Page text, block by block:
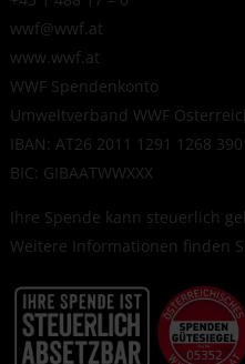
wwf@wwf.at
www.wwf.at
WWF Spendenkonto
Umweltverband WWF
IBAN: AT26 2011 1291 1268
BIC: GIBAATWWXXX
Ihre Spende kann steuerlich
Weitere Informationen finden